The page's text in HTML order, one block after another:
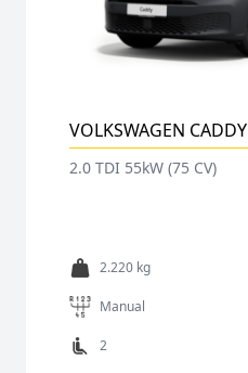
VOLKSWAGEN
2.0 TDI 55kW (75 CV)
2.220 kg
Manual
2